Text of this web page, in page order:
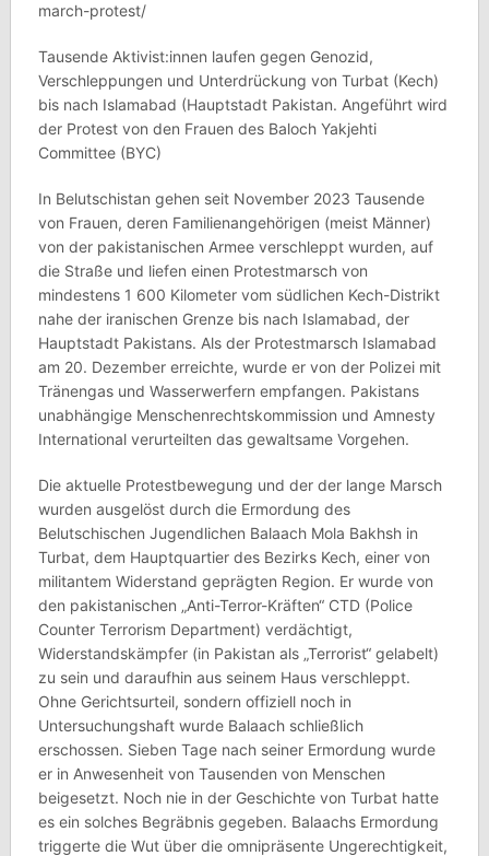
march-protest/
Tausende Aktivist:innen laufen gegen Genozid,
Verschleppungen und Unterdrückung von Turbat (Kech)
bis nach Islamabad (Hauptstadt Pakistan. Angeführt wird
der Protest von den Frauen des Baloch Yakjehti
Committee (BYC)
In Belutschistan gehen seit November 2023 Tausende
von Frauen, deren Familienangehörigen (meist Männer)
von der pakistanischen Armee verschleppt wurden, auf
die Straße und liefen einen Protestmarsch von
mindestens 1 600 Kilometer vom südlichen Kech-Distrikt
nahe der iranischen Grenze bis nach Islamabad, der
Hauptstadt Pakistans. Als der Protestmarsch Islamabad
am 20. Dezember erreichte, wurde er von der Polizei mit
Tränengas und Wasserwerfern empfangen. Pakistans
unabhängige Menschenrechtskommission und Amnesty
International verurteilten das gewaltsame Vorgehen.
Die aktuelle Protestbewegung und der der lange Marsch
wurden ausgelöst durch die Ermordung des
Belutschischen Jugendlichen Balaach Mola Bakhsh in
Turbat, dem Hauptquartier des Bezirks Kech, einer von
militantem Widerstand geprägten Region. Er wurde von
den pakistanischen „Anti-Terror-Kräften“ CTD (Police
Counter Terrorism Department) verdächtigt,
Widerstandskämpfer (in Pakistan als „Terrorist“ gelabelt)
zu sein und daraufhin aus seinem Haus verschleppt.
Ohne Gerichtsurteil, sondern offiziell noch in
Untersuchungshaft wurde Balaach schließlich
erschossen. Sieben Tage nach seiner Ermordung wurde
er in Anwesenheit von Tausenden von Menschen
beigesetzt. Noch nie in der Geschichte von Turbat hatte
es ein solches Begräbnis gegeben. Balaachs Ermordung
triggerte die Wut über die omnipräsente Ungerechtigkeit,